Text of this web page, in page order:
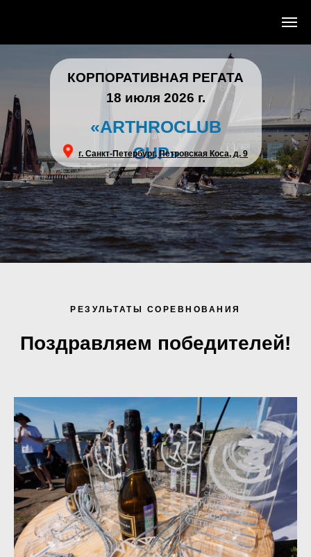
КОРПОРАТИВНАЯ РЕГАТА
18 июля 2026 г.
«ARTHROCLUB
CUP»
г. Санкт-Петербург, Петровская Коса, д. 9
РЕЗУЛЬТАТЫ СОРЕВНОВАНИЯ
Поздравляем победителей!